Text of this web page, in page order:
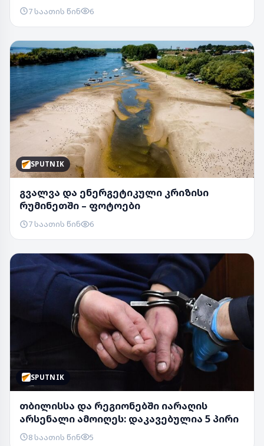
7 საათის წინ 6
SPUTNIK
გვალვა და ენერგეტიკული კრიზისი
რუმინეთში – ფოტოები
7 საათის წინ 6
SPUTNIK
თბილისსა და რეგიონებში იარაღის
არსენალი ამოიღეს: დაკავებულია 5 პირი
8 საათის წინ 5